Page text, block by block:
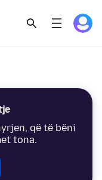
që të bëni
tona.